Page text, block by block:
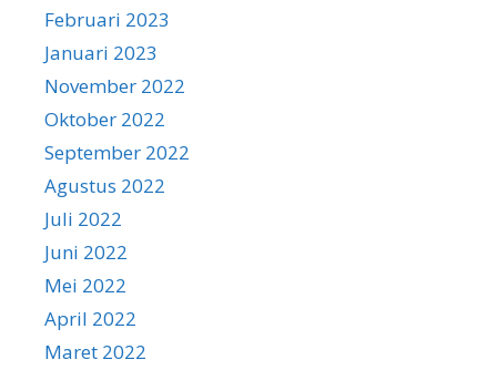
Februari 2023
Januari 2023
November 2022
Oktober 2022
September 2022
Agustus 2022
Juli 2022
Juni 2022
Mei 2022
April 2022
Maret 2022